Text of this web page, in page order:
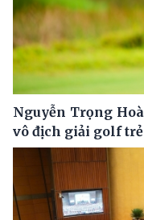
Nguyễn Trọng
vô địch giải golf